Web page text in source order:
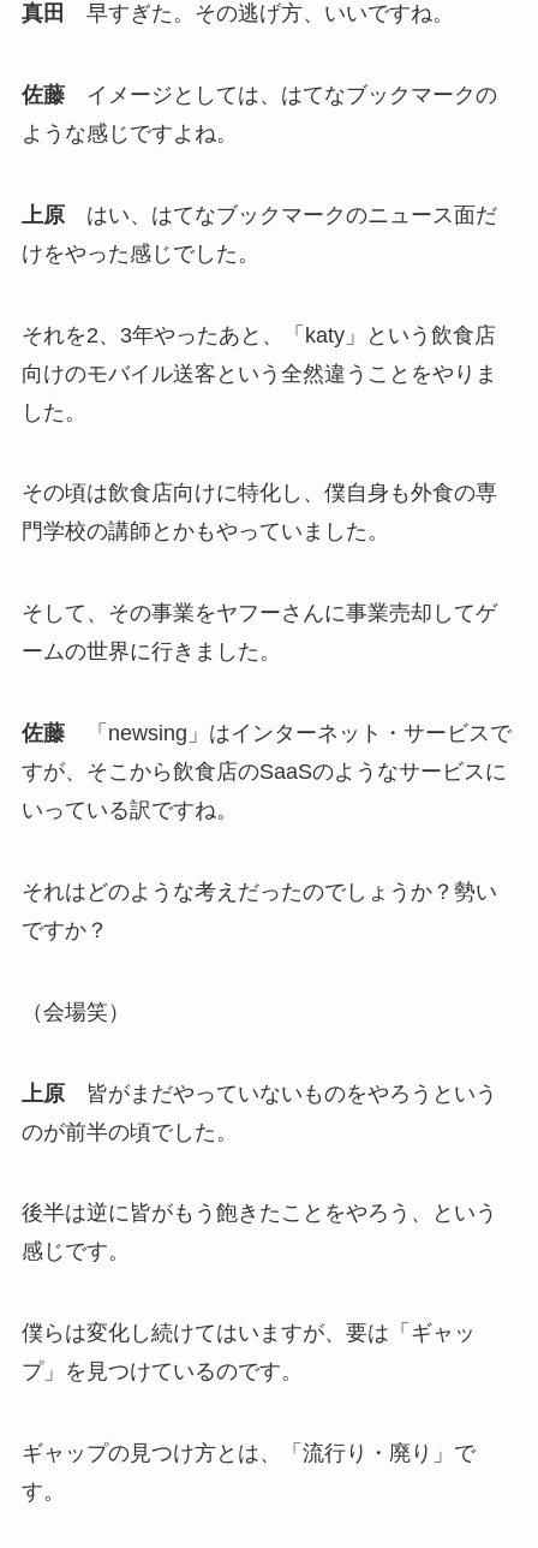
真田 早すぎた。その逃げ方、いいですね。
佐藤イメージとしては、はてなブックマークの
ような感じですよね。
上原はい、はてなブックマークのニュース面だ
けをやった感じでした。
それを2、3年やったあと、「katy」という飲食店
向けのモバイル送客という全然違うことをやりま
した。
その頃は飲食店向けに特化し、僕自身も外食の専
門学校の講師とかもやっていました。
そして、その事業をヤフーさんに事業売却してゲ
ームの世界に行きました。
佐藤「newsing」はインターネット・サービスで
すが、そこから飲食店のSaaSのようなサービスに
いっている訳ですね。
それはどのような考えだったのでしょうか？勢い
ですか？
（会場笑）
上原皆がまだやっていないものをやろうという
のが前半の頃でした。
後半は逆に皆がもう飽きたことをやろう、という
感じです。
僕らは変化し続けてはいますが、要は「ギャッ
プ」を見つけているのです。
ギャップの見つけ方とは、「流行り・廃り」で
す。